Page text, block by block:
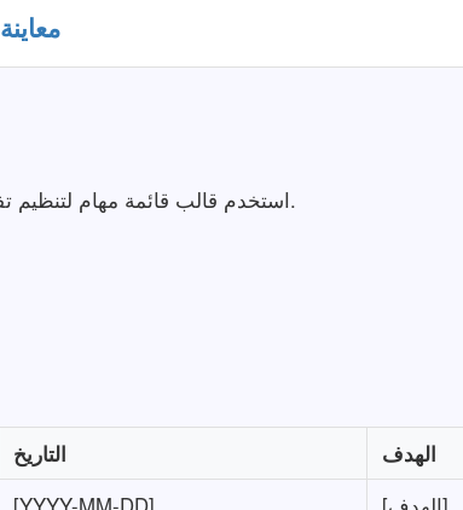
معاينة
استخدم قالب قائمة مهام لتنظيم تفاصيلك اليومية وتحويل النوايا إلى خطوات صغيرة قابلة للتنفيذ.
التاريخ
الهدف